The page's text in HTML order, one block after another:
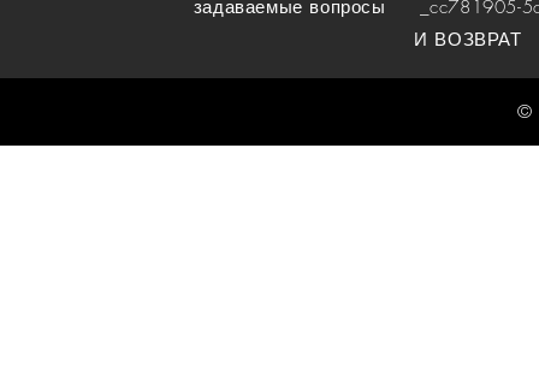
задаваемые вопросы _cc781905-
И ВОЗВРАТ
©